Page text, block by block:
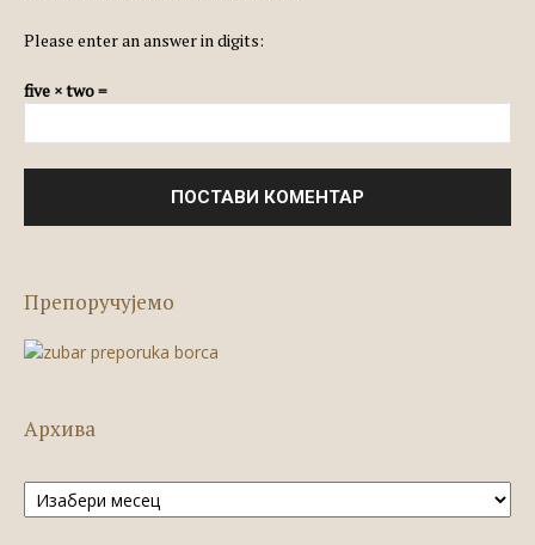
Please enter an answer in digits:
five × two =
Препоручујемо
Архива
Архива